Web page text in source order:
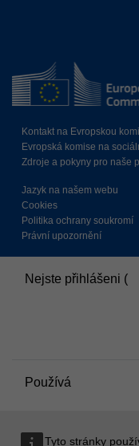
Tyto stránky
Kontakt na Evropskou
Evropská komise na
Zdroje a pokyny pro naše
Jazyk na našem webu
Cookies
Politika ochrany soukromí
Právní upozornění
Nejste přihlášeni (
Používá